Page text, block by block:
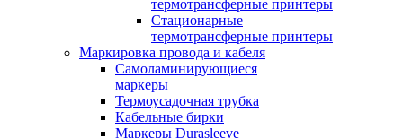
термотрансферные принтеры
Стационарные
термотрансферные принтеры
Маркировка провода и кабеля
Самоламинирующиеся
маркеры
Термоусадочная трубка
Кабельные бирки
Маркеры Durasleeve